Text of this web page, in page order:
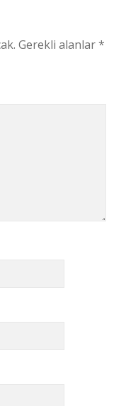
Gerekli alanlar*